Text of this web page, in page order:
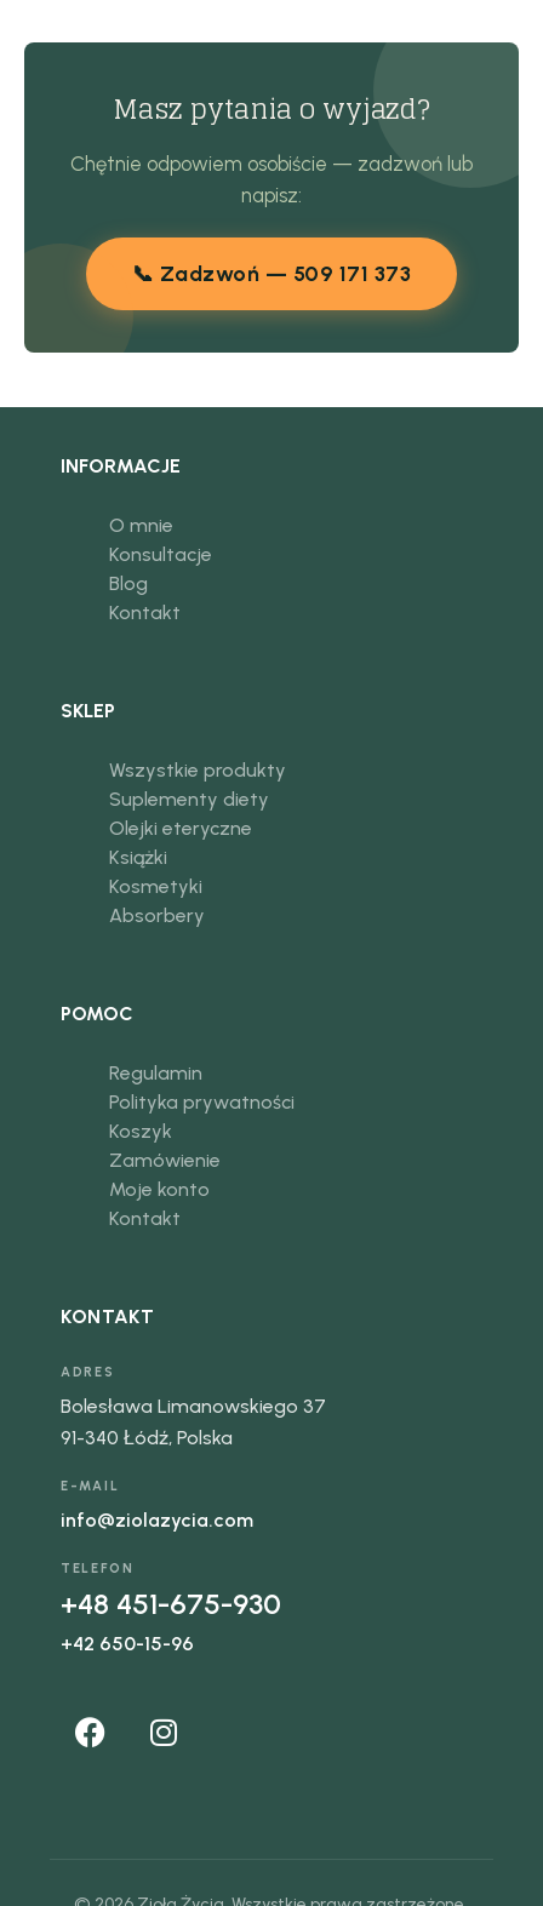
Masz pytania o wyjazd?
Chętnie odpowiem osobiście — zadzwoń lub
napisz:
📞 Zadzwoń — 509 171 373
INFORMACJE
O mnie
Konsultacje
Blog
Kontakt
SKLEP
Wszystkie produkty
Suplementy diety
Olejki eteryczne
Książki
Kosmetyki
Absorbery
POMOC
Regulamin
Polityka prywatności
Koszyk
Zamówienie
Moje konto
Kontakt
KONTAKT
ADRES
Bolesława Limanowskiego 37
91-340 Łódź, Polska
E-MAIL
info@ziolazycia.com
TELEFON
+48 451-675-930
+42 650-15-96